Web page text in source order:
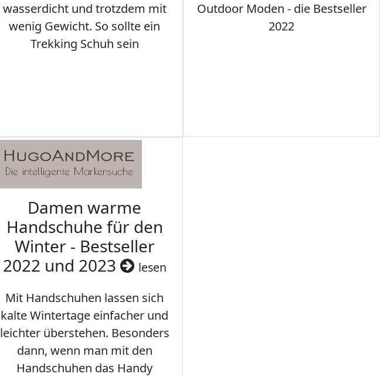
wasserdicht und trotzdem mit
wenig Gewicht. So sollte ein
Trekking Schuh sein
Outdoor Moden - die Bestseller
2022
Damen warme
Handschuhe für den
Winter - Bestseller
2022 und 2023
lesen
Mit Handschuhen lassen sich
kalte Wintertage einfacher und
leichter überstehen. Besonders
dann, wenn man mit den
Handschuhen das Handy